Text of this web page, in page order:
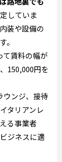
していま
装や設備の
。
て賃料の幅が
150,000円を
ウンジ、接待
タリアンレ
る事業者
ジネスに適